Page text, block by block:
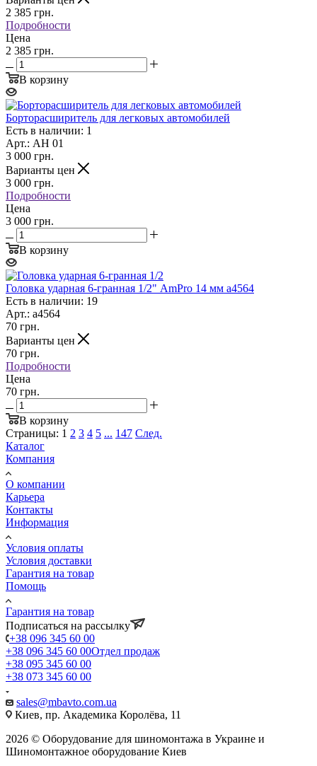
2 385 грн.
Подробности
Цена
2 385 грн.
В корзину
Борторасширитель для легковых автомобилей
Есть в наличии: 1
Арт.: АН 01
3 000 грн.
Варианты цен
3 000 грн.
Подробности
Цена
3 000 грн.
В корзину
Головка ударная 6-гранная 1/2" AmPro 14 мм a4564
Есть в наличии: 19
Арт.: a4564
70 грн.
Варианты цен
70 грн.
Подробности
Цена
70 грн.
В корзину
Страницы: 1 2 3 4 5 ... 147 След.
Каталог
Компания
О компании
Карьера
Контакты
Информация
Условия оплаты
Условия доставки
Гарантия на товар
Помощь
Гарантия на товар
Подписаться на рассылку
+38 096 345 60 00
+38 096 345 60 00Отдел продаж
+38 095 345 60 00
+38 073 345 60 00
sales@mbavto.com.ua
Киев, пр. Академика Королёва, 11
2026 © Оборудование для шиномонтажа в Украине и
Шиномонтажное оборудование Киев